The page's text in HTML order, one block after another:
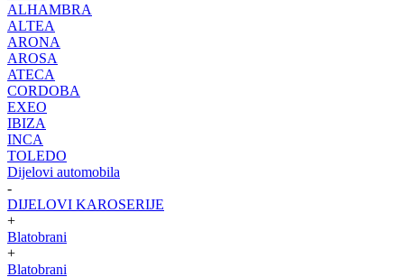
ALHAMBRA
ALTEA
ARONA
AROSA
ATECA
CORDOBA
EXEO
IBIZA
INCA
TOLEDO
Dijelovi automobila
-
DIJELOVI KAROSERIJE
+
Blatobrani
+
Blatobrani